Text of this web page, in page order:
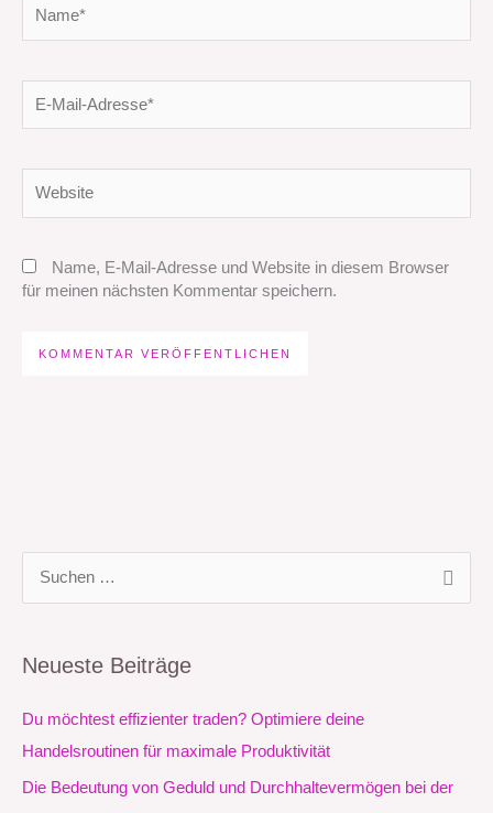
Mail-
Name, E-Mail-Adresse und Website in diesem Browser
für meinen nächsten Kommentar speichern.
h
e
n
Neueste Beiträge
Du möchtest effizienter traden? Optimiere deine
Handelsroutinen für maximale Produktivität
Die Bedeutung von Geduld und Durchhaltevermögen bei der